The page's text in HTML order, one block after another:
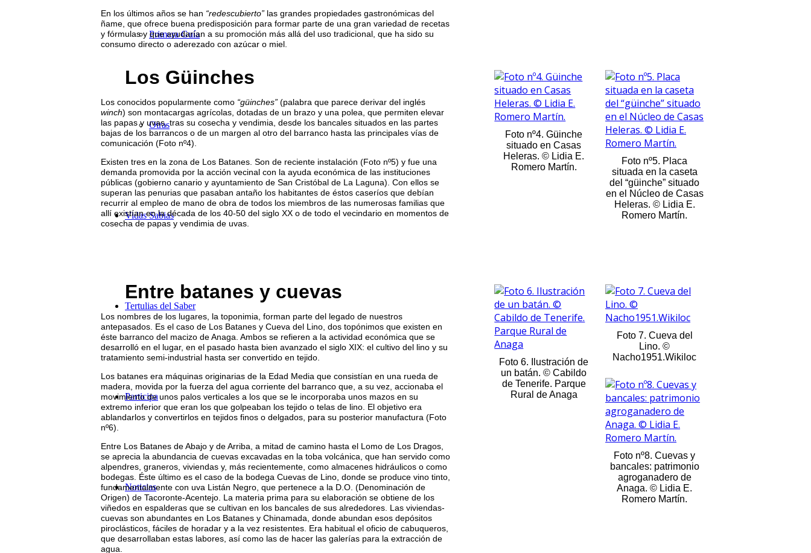
Primera Guía
Otras
Vidas Sabias
Tertulias del Saber
Participa
Noticias
En los últimos años se han “redescubierto” las grandes propiedades gastronómicas del
ñame, que ofrece buena predisposición para formar parte de una gran variedad de recetas
y fórmulas y que ayudarían a su promoción más allá del uso tradicional, que ha sido su
consumo directo o aderezado con azúcar o miel.
Los Güinches
Los conocidos popularmente como “güinches” (palabra que parece derivar del inglés
winch) son montacargas agrícolas, dotadas de un brazo y una polea, que permiten elevar
las papas y uvas, tras su cosecha y vendimia, desde los bancales situados en las partes
bajas de los barrancos o de un margen al otro del barranco hasta las principales vías de
comunicación (Foto nº4).
Existen tres en la zona de Los Batanes. Son de reciente instalación (Foto nº5) y fue una
demanda promovida por la acción vecinal con la ayuda económica de las instituciones
públicas (gobierno canario y ayuntamiento de San Cristóbal de La Laguna). Con ellos se
superan las penurias que pasaban antaño los habitantes de éstos caseríos que debían
recurrir al empleo de mano de obra de todos los miembros de las numerosas familias que
allí existían en la década de los 40-50 del siglo XX o de todo el vecindario en momentos de
cosecha de papas y vendimia de uvas.
Foto nº4. Güinche
situado en Casas
Heleras. © Lidia E.
Romero Martín.
Foto nº5. Placa
situada en la caseta
del “güinche” situado
en el Núcleo de Casas
Heleras. © Lidia E.
Romero Martín.
Entre batanes y cuevas
Los nombres de los lugares, la toponimia, forman parte del legado de nuestros
antepasados. Es el caso de Los Batanes y Cueva del Lino, dos topónimos que existen en
éste barranco del macizo de Anaga. Ambos se refieren a la actividad económica que se
desarrolló en el lugar, en el pasado hasta bien avanzado el siglo XIX: el cultivo del lino y su
tratamiento semi-industrial hasta ser convertido en tejido.
Los batanes era máquinas originarias de la Edad Media que consistían en una rueda de
madera, movida por la fuerza del agua corriente del barranco que, a su vez, accionaba el
movimiento de unos palos verticales a los que se le incorporaba unos mazos en su
extremo inferior que eran los que golpeaban los tejido o telas de lino. El objetivo era
ablandarlos y convertirlos en tejidos finos o delgados, para su posterior manufactura (Foto
nº6).
Entre Los Batanes de Abajo y de Arriba, a mitad de camino hasta el Lomo de Los Dragos,
se aprecia la abundancia de cuevas excavadas en la toba volcánica, que han servido como
alpendres, graneros, viviendas y, más recientemente, como almacenes hidráulicos o como
bodegas. Éste último es el caso de la bodega Cuevas de Lino, donde se produce vino tinto,
fundamentalmente con uva Listán Negro, que pertenece a la D.O. (Denominación de
Origen) de Tacoronte-Acentejo. La materia prima para su elaboración se obtiene de los
viñedos en espalderas que se cultivan en los bancales de sus alrededores. Las viviendas-
cuevas son abundantes en Los Batanes y Chinamada, donde abundan esos depósitos
piroclásticos, fáciles de horadar y a la vez resistentes. Era habitual el oficio de cabuqueros,
que desarrollaban estas labores, así como las de hacer las galerías para la extracción de
agua.
Foto 6. Ilustración de
un batán. © Cabildo
de Tenerife. Parque
Rural de Anaga
Foto 7. Cueva del
Lino. ©
Nacho1951.Wikiloc
Foto nº8. Cuevas y
bancales: patrimonio
agroganadero de
Anaga. © Lidia E.
Romero Martín.